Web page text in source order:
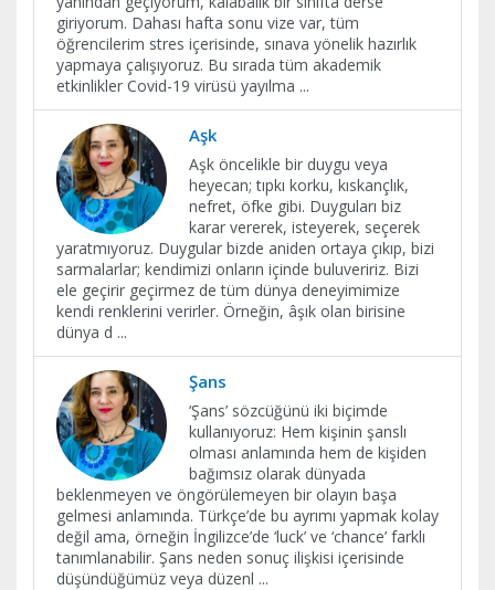
giriyorum. Dahası hafta sonu vize var, tüm
öğrencilerim stres içerisinde, sınava yönelik hazırlık
yapmaya çalışıyoruz. Bu sırada tüm akademik
etkinlikler Covid-19 virüsü yayılma ...
Aşk
Aşk öncelikle bir duygu veya
heyecan; tıpkı korku, kıskançlık,
nefret, öfke gibi. Duyguları biz
karar vererek, isteyerek, seçerek
yaratmıyoruz. Duygular bizde aniden ortaya çıkıp, bizi
sarmalarlar; kendimizi onların içinde buluveririz. Bizi
ele geçirir geçirmez de tüm dünya deneyimimize
kendi renklerini verirler. Örneğin, âşık olan birisine
dünya d ...
Şans
‘Şans’ sözcüğünü iki biçimde
kullanıyoruz: Hem kişinin şanslı
olması anlamında hem de kişiden
bağımsız olarak dünyada
beklenmeyen ve öngörülemeyen bir olayın başa
gelmesi anlamında. Türkçe’de bu ayrımı yapmak kolay
değil ama, örneğin İngilizce’de ‘luck’ ve ‘chance’ farklı
tanımlanabilir. Şans neden sonuç ilişkisi içerisinde
düşündüğümüz veya düzenl ...